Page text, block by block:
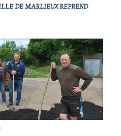
DE MARLIEUX REPREND